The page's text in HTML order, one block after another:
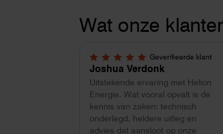
Wat onze
Geverifieerde klant
5,0 van 5 sterren
Joshua Verdonk
Uitstekende ervaring met Helion
Energie. Wat vooral opvalt is de
kennis van zaken: technisch
onderlegd, heldere uitleg en
advies dat aansloot op onze